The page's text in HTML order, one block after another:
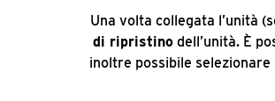
Una volta collegata l’unità
di ripristino dell’unità. È
inoltre possibile